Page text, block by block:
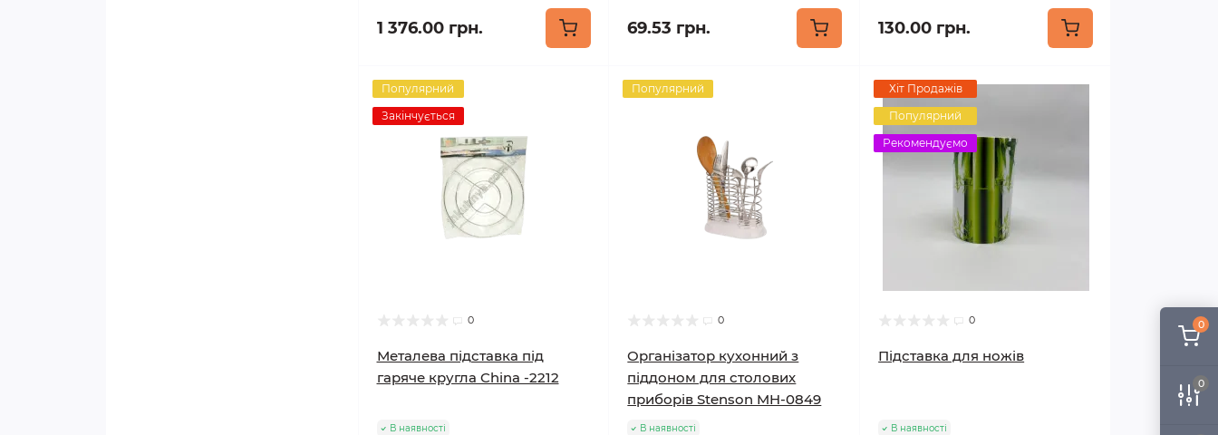
0
0
1 376.00 грн. 69.53 грн. 130.00 грн.
Популярний
Закінчується
0
Металева підставка під
гаряче кругла China -2212
В наявності
Популярний
0
Організатор кухонний з
піддоном для столових
приборів Stenson MH-0849
В наявності
Хіт Продажів
Популярний
Рекомендуємо
0
Підставка для ножів
В наявності